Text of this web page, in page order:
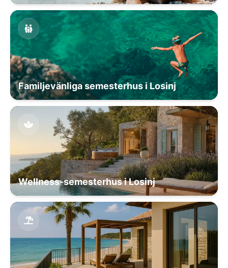
Familjevänliga semesterhus i Losinj
Wellness-semesterhus i Losinj